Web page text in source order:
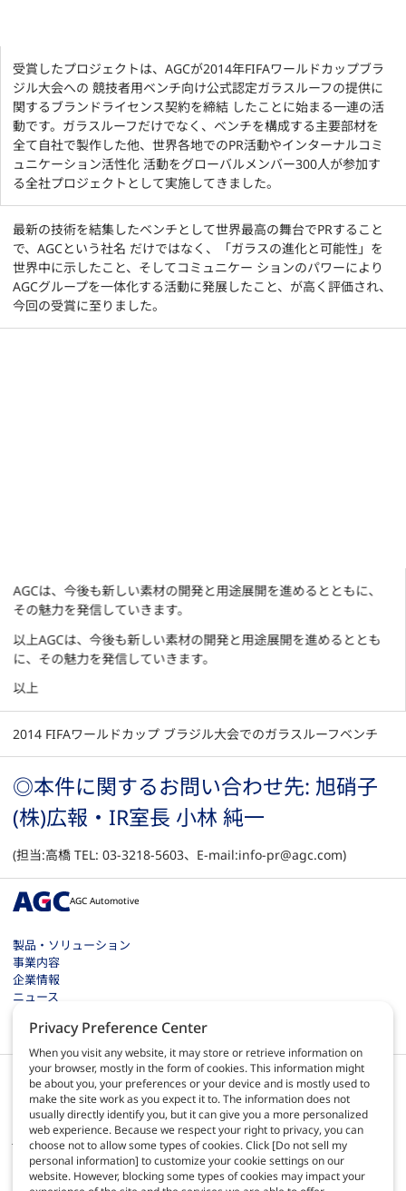
受賞したプロジェクトは、AGCが2014年FIFAワールドカップブラ
ジル大会への 競技者用ベンチ向け公式認定ガラスルーフの提供に
関するブランドライセンス契約を締結 したことに始まる一連の活
動です。ガラスルーフだけでなく、ベンチを構成する主要部材を
全て自社で製作した他、世界各地でのPR活動やインターナルコミ
ュニケーション活性化 活動をグローバルメンバー300人が参加す
る全社プロジェクトとして実施してきました。
最新の技術を結集したベンチとして世界最高の舞台でPRすること
で、AGCという社名 だけではなく、「ガラスの進化と可能性」を
世界中に示したこと、そしてコミュニケー ションのパワーにより
AGCグループを一体化する活動に発展したこと、が高く評価され、
今回の受賞に至りました。
AGCは、今後も新しい素材の開発と用途展開を進めるとともに、
その魅力を発信していきます。
以上AGCは、今後も新しい素材の開発と用途展開を進めるととも
に、その魅力を発信していきます。
以上
2014 FIFAワールドカップ ブラジル大会でのガラスルーフベンチ
◎本件に関するお問い合わせ先: 旭硝子
(株)広報・IR室長 小林 純一
(担当:高橋 TEL: 03-3218-5603、E-mail:info-pr@agc.com)
AGC Automotive
製品・ソリューション
事業内容
企業情報
ニュース
採用情報
サイトのご利用について
Privacy Preference Center
When you visit any website, it may store or retrieve information on
your browser, mostly in the form of cookies. This information might
be about you, your preferences or your device and is mostly used to
make the site work as you expect it to. The information does not
usually directly identify you, but it can give you a more personalized
web experience. Because we respect your right to privacy, you can
choose not to allow some types of cookies. Click [Do not sell my
personal information] to customize your cookie settings on our
website. However, blocking some types of cookies may impact your